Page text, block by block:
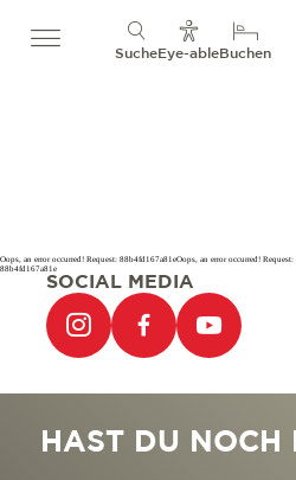
SucheEye-ableBuchen
Oops, an error occurred! Request: 88b4fd167a81eOops, an error occurred!
88b4fd167a81e
SOCIAL MEDIA
HAST DU NOCH